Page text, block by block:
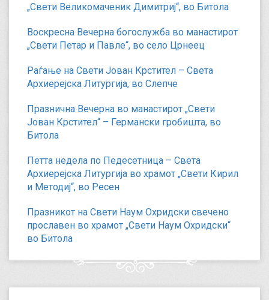
„Свети Великомаченик Димитриј“, во Битола
Воскресна Вечерна богослужба во манастирот
„Свети Петар и Павле“, во село Црнеец
Раѓање на Свети Јован Крстител – Света
Архиерејска Литургија, во Слепче
Празнична Вечерна во манастирот „Свети
Јован Крстител“ – Германски гробишта, во
Битола
Петта недела по Педесетница – Света
Архиерејска Литургија во храмот „Свети Кирил
и Методиј“, во Ресен
Празникот на Свети Наум Охридски свечено
прославен во храмот „Свети Наум Охридски“
во Битола